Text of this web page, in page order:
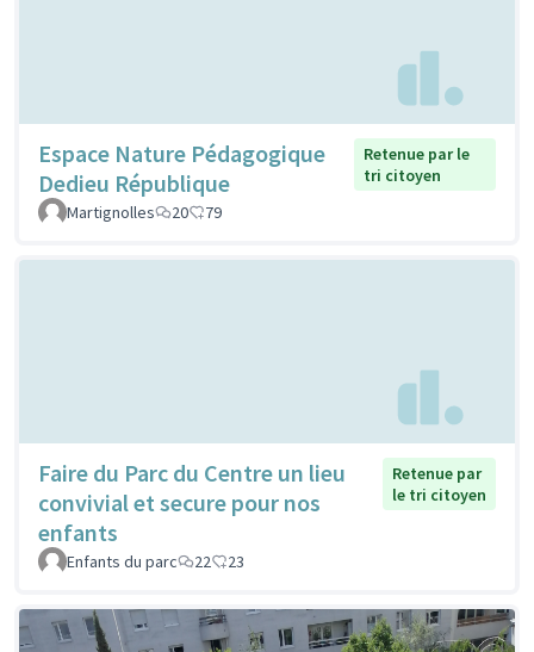
Espace Nature Pédagogique
Dedieu République
Retenue par le
tri citoyen
Martignolles
20 79
Faire du Parc du Centre un lieu
convivial et secure pour nos
enfants
Retenue par
le tri citoyen
Enfants du parc 22 23